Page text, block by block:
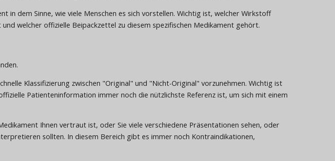
dem Sinne, wie viele Menschen es sich vorstellen. Wichtig ist, welcher Wirkstoff
welcher offizielle Beipackzettel zu diesem spezifischen Medikament gehört.
Klassifizierung zwischen "Original" und "Nicht-Original" vorzunehmen. Wichtig ist
Patienteninformation immer noch die nützlichste Referenz ist, um sich mit einem
Ihnen vertraut ist, oder Sie viele verschiedene Präsentationen sehen, oder
sollten. In diesem Bereich gibt es immer noch Kontraindikationen,